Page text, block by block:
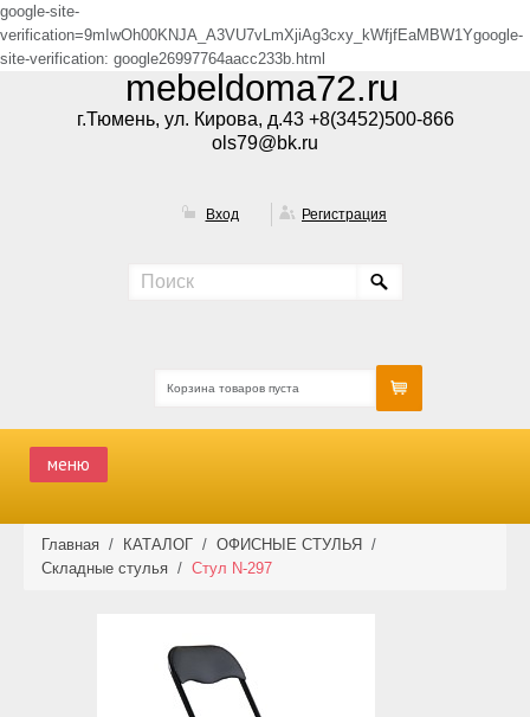
google-site-
verification=9mIwOh00KNJA_A3VU7vLmXjiAg3cxy_kWfjfEaMBW1Ygoogle-
site-verification: google26997764aacc233b.html
mebeldoma72.ru
г.Тюмень, ул. Кирова, д.43 +8(3452)500-866
ols79@bk.ru
Вход Регистрация
Корзина товаров пуста
меню
КАТАЛОГ
Главная / КАТАЛОГ / ОФИСНЫЕ СТУЛЬЯ
/
Складные стулья / Стул N-297